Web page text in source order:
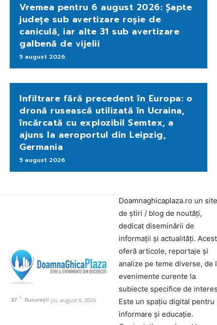
Vremea pentru 6 august 2026: Șapte
județe sub avertizare roșie de
caniculă, iar alte 31 sub avertizare
galbenă de vijelii
5 august 2026
Infiltrare fără precedent în Europa: o
dronă rusească utilizată în Ucraina,
încărcată cu explozibil Semtex, a
ajuns la aeroportul din Leipzig,
Germania
5 august 2026
37 C București joi, august 6, 2026
Doamnaghicaplaza.ro un site
de știri / blog de noutăți,
dedicat diseminării de
informații și actualități.
oferă articole, reportaje și
analize pe teme diverse, de
evenimente curente la
subiecte specifice de
Este un spațiu digital pentru
informare și educație.